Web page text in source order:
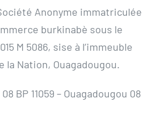
Anonyme immatriculée
burkinabè sous le
M 5086, sise à l’immeuble
la Nation, Ouagadougou.
BP 11059 – Ouagadougou 08